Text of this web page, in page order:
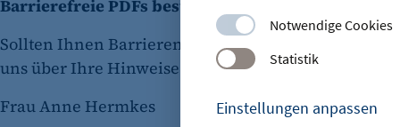
Notwendige Cookies
Statistik
Einstellungen anpassen
Barrierefreie PDFs bestellen oder Barrieren melden
Sollten Ihnen Barrieren auf unserer Website
uns über Ihre Hinweise. Sie erreichen uns unter:
Frau Anne Hermkes